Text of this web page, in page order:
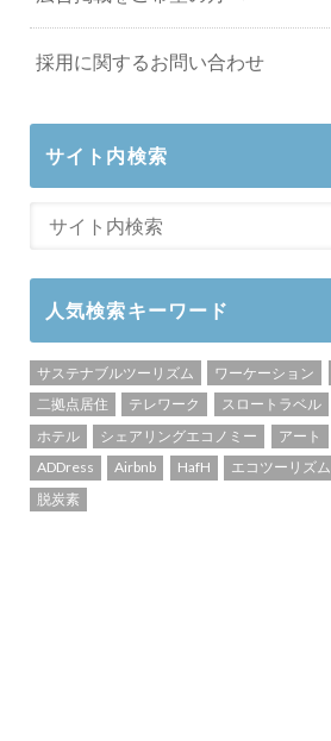
採用に関するお問い合わせ
サイト内検索
人気検索キーワード
サステナブルツーリズム ワーケーション
二拠点居住
テレワーク スロートラベル
ホテル
シェアリングエコノミー アート
ADDress
Airbnb HafH エコツーリズム
脱炭素